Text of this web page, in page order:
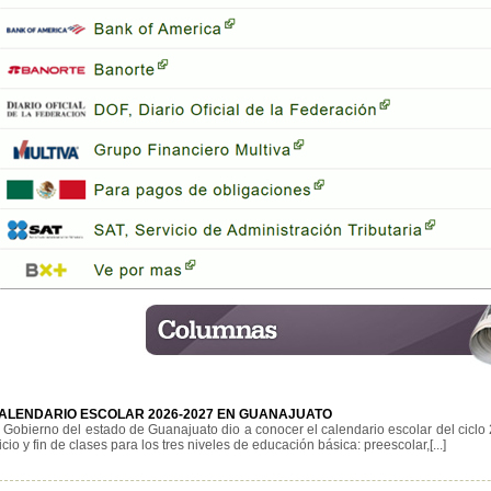
ESCOLAR 2026-2027 EN GUANAJUATO
Gobierno del estado de Guanajuato dio a conocer el calendario escolar del
y fin de clases para los tres niveles de educación básica: preescolar,[...]